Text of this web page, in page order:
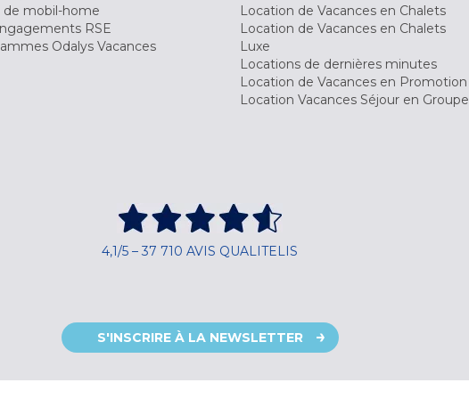
de mobil-home
RSE
Odalys Vacances
Location de Vacances en Chalets
Location de Vacances en Chalets
Luxe
Locations de dernières minutes
Location de Vacances en Promotion
Location Vacances Séjour en Groupe
4,1/5 – 37 710 AVIS QUALITELIS
S'INSCRIRE À LA NEWSLETTER